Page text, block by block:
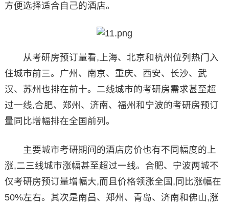
方便选择适合自己的酒店。
从考研房预订量看,上海、北京和杭州位列热门入
住城市前三。广州、南京、重庆、西安、长沙、武
汉、苏州也排在前十。二线城市的考研房需求甚至超
过一线,合肥、郑州、济南、福州和宁波的考研房预订
量同比增幅排在全国前列。
主要城市考研期间的酒店房价也有不同幅度的上
涨,二三线城市涨幅甚至超过一线。合肥、宁波两城不
仅考研房预订量增幅大,而且价格领涨全国,同比涨幅在
50%左右。其次是南昌、郑州、青岛、济南和佛山,涨